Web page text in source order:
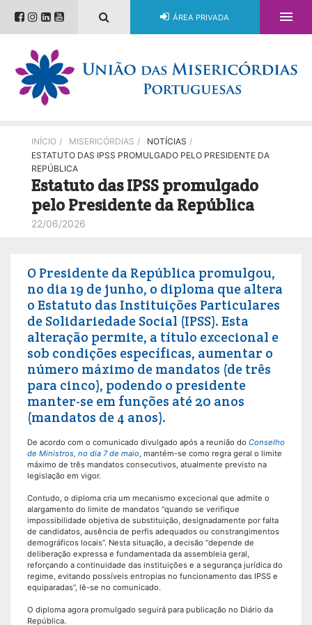
ÁREA PRIVADA 
INÍCIO / MISERICÓRDIAS / NOTÍCIAS /
ESTATUTO DAS IPSS PROMULGADO PELO PRESIDENTE DA
REPÚBLICA
Estatuto das IPSS promulgado
pelo Presidente da República
22/06/2026
O Presidente da República promulgou,
no dia 19 de junho, o diploma que altera
o Estatuto das Instituições Particulares
de Solidariedade Social (IPSS). Esta
alteração permite, a título excecional e
sob condições específicas, aumentar o
número máximo de mandatos (de três
para cinco), podendo o presidente
manter-se em funções até 20 anos
(mandatos de 4 anos).
De acordo com o comunicado divulgado após a reunião do Conselho
de Ministros, no dia 7 de maio , mantém-se como regra geral o limite
máximo de três mandatos consecutivos, atualmente previsto na
legislação em vigor.
Contudo, o diploma cria um mecanismo excecional que admite o
alargamento do limite de mandatos “quando se verifique
impossibilidade objetiva de substituição, designadamente por falta
de candidatos, ausência de perfis adequados ou constrangimentos
demográficos locais”. Nesta situação, a decisão “depende de
deliberação expressa e fundamentada da assembleia geral,
reforçando a continuidade das instituições e a segurança jurídica do
regime, evitando possíveis entropias no funcionamento das IPSS e
equiparadas”, lê-se no comunicado.
O diploma agora promulgado seguirá para publicação no Diário da
República.